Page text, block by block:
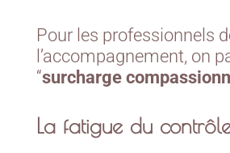
Pour les professionnels
l’accompagnement, on
“surcharge
La fatigue du